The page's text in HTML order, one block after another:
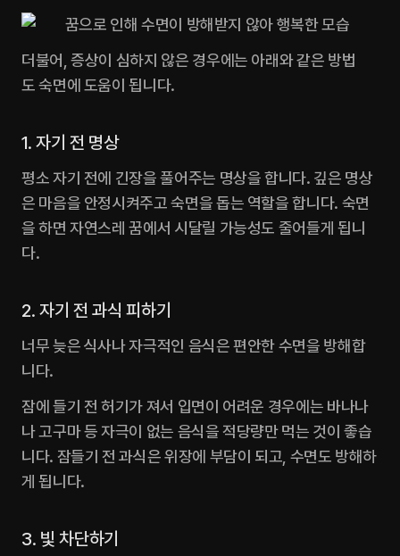
더불어, 증상이 심하지 않은 경우에는 아래와 같은 방법
도 숙면에 도움이 됩니다.‍
1. 자기 전 명상
평소 자기 전에 긴장을 풀어주는 명상을 합니다. 깊은 명상
은 마음을 안정시켜주고 숙면을 돕는 역할을 합니다. 숙면
을 하면 자연스레 꿈에서 시달릴 가능성도 줄어들게 됩니
다.
2. 자기 전 과식 피하기
너무 늦은 식사나 자극적인 음식은 편안한 수면을 방해합
니다.‍
잠에 들기 전 허기가 져서 입면이 어려운 경우에는 바나나
나 고구마 등 자극이 없는 음식을 적당량만 먹는 것이 좋습
니다. 잠들기 전 과식은 위장에 부담이 되고, 수면도 방해하
게 됩니다.
3. 빛 차단하기